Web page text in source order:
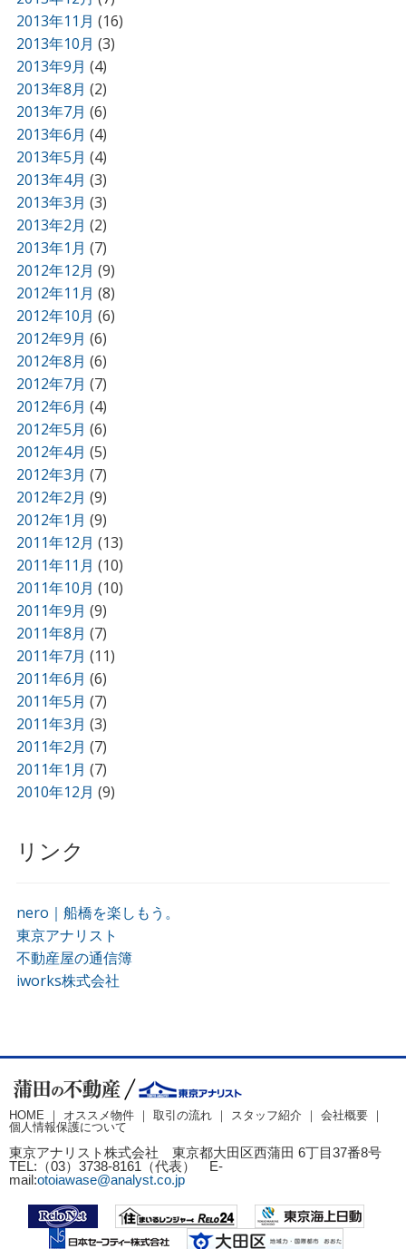
2013年11月 (16)
2013年10月 (3)
2013年9月 (4)
2013年8月 (2)
2013年7月 (6)
2013年6月 (4)
2013年5月 (4)
2013年4月 (3)
2013年3月 (3)
2013年2月 (2)
2013年1月 (7)
2012年12月 (9)
2012年11月 (8)
2012年10月 (6)
2012年9月 (6)
2012年8月 (6)
2012年7月 (7)
2012年6月 (4)
2012年5月 (6)
2012年4月 (5)
2012年3月 (7)
2012年2月 (9)
2012年1月 (9)
2011年12月 (13)
2011年11月 (10)
2011年10月 (10)
2011年9月 (9)
2011年8月 (7)
2011年7月 (11)
2011年6月 (6)
2011年5月 (7)
2011年3月 (3)
2011年2月 (7)
2011年1月 (7)
2010年12月 (9)
リンク
nero｜船橋を楽しもう。
東京アナリスト
不動産屋の通信簿
iworks株式会社
HOME ｜ オススメ物件 ｜ 取引の流れ ｜ スタッフ紹介 ｜ 会社概要 ｜
個人情報保護について
東京アナリスト株式会社 東京都大田区西蒲田 6丁目37番8号
TEL:（03）3738-8161（代表） E-
mail:otoiawase@analyst.co.jp